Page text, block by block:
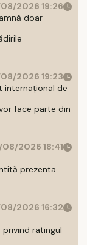
2026 19:26
doar
2026 19:23
internațional de
face parte din
2026 18:41
prezenta
2026 16:32
ratingul